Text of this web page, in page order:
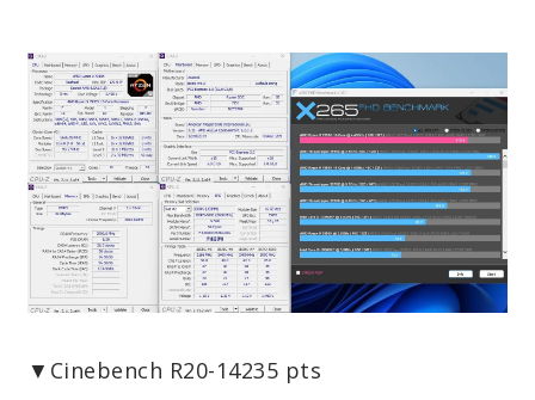
▼Cinebench R20-14235 pts